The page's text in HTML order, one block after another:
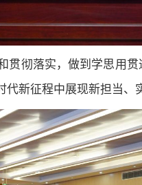
彻落实，做到学思用
新征程中展现新担当、